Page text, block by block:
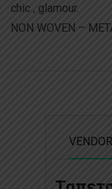
chic , glamour.
NON WOVEN –